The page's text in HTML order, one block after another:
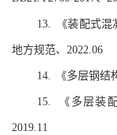
13. 《装配式
地方规范、 2022.06
14. 《多层钢结
15. 《多层装
2019.11